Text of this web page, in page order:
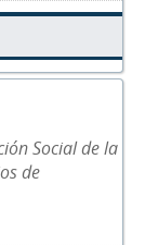
Social de la
de